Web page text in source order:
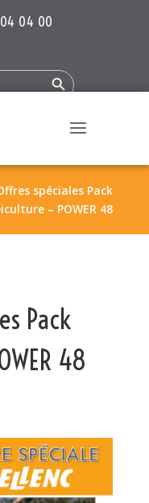
04 00
Search Button
spéciales Pack
– POWER 48
Pack
48